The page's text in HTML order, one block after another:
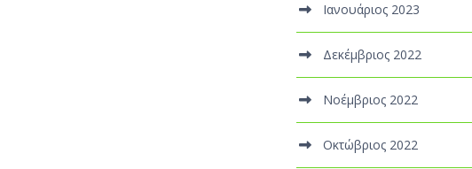
Ιανουάριος 2023
Δεκέμβριος 2022
Νοέμβριος 2022
Οκτώβριος 2022